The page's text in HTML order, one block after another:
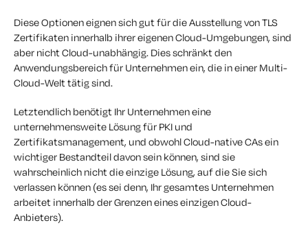
Diese Optionen eignen sich gut für die Ausstellung von TLS
Zertifikaten innerhalb ihrer eigenen Cloud-Umgebungen, sind
aber nicht Cloud-unabhängig. Dies schränkt den
Anwendungsbereich für Unternehmen ein, die in einer Multi-
Cloud-Welt tätig sind.
Letztendlich benötigt Ihr Unternehmen eine
unternehmensweite Lösung für PKI und
Zertifikatsmanagement, und obwohl Cloud-native CAs ein
wichtiger Bestandteil davon sein können, sind sie
wahrscheinlich nicht die einzige Lösung, auf die Sie sich
verlassen können (es sei denn, Ihr gesamtes Unternehmen
arbeitet innerhalb der Grenzen eines einzigen Cloud-
Anbieters).